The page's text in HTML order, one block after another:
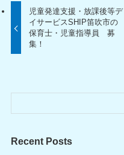
児童発達支援・放課後等デ
イサービスSHIP笛吹市の
保育士・児童指導員 募
集！
Recent Posts